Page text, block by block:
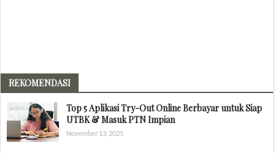
REKOMENDASI
Top 5 Aplikasi Try-Out Online Berbayar untuk Siap
UTBK & Masuk PTN Impian
November 13, 2025